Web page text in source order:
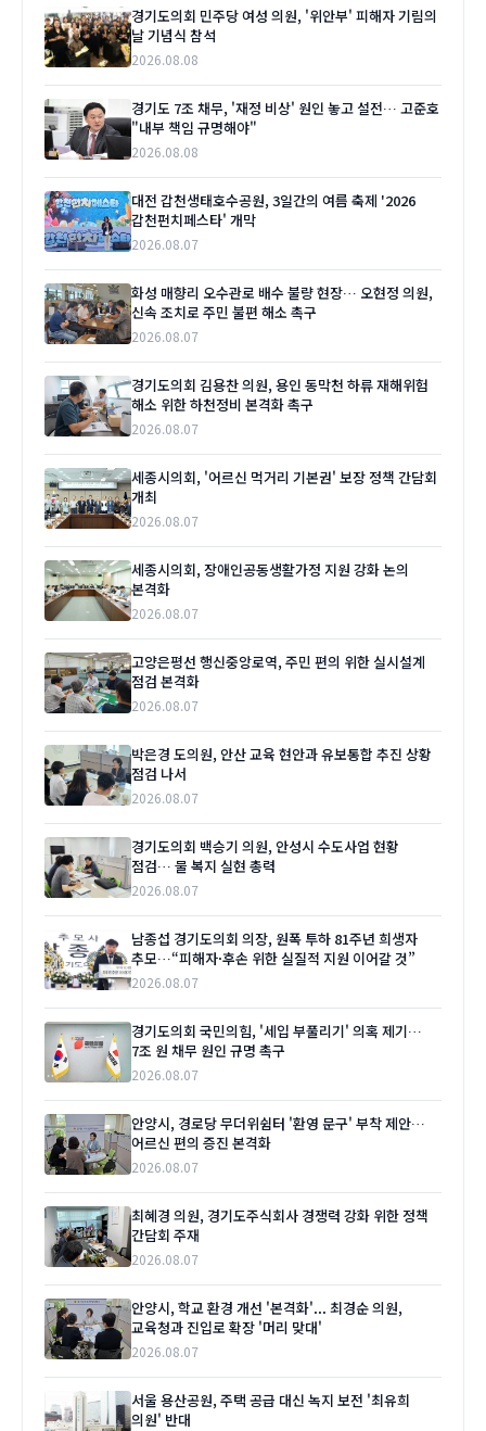
경기도의회 민주당 여성 의원, '위안부' 피해자 기림의
날 기념식 참석
2026.08.08
경기도 7조 채무, '재정 비상' 원인 놓고 설전… 고준호
"내부 책임 규명해야"
2026.08.08
대전 갑천생태호수공원, 3일간의 여름 축제 '2026
갑천펀치페스타' 개막
2026.08.07
화성 매향리 오수관로 배수 불량 현장… 오현정 의원,
신속 조치로 주민 불편 해소 촉구
2026.08.07
경기도의회 김용찬 의원, 용인 동막천 하류 재해위험
해소 위한 하천정비 본격화 촉구
2026.08.07
세종시의회, '어르신 먹거리 기본권' 보장 정책 간담회
개최
2026.08.07
세종시의회, 장애인공동생활가정 지원 강화 논의
본격화
2026.08.07
고양은평선 행신중앙로역, 주민 편의 위한 실시설계
점검 본격화
2026.08.07
박은경 도의원, 안산 교육 현안과 유보통합 추진 상황
점검 나서
2026.08.07
경기도의회 백승기 의원, 안성시 수도사업 현황
점검… 물 복지 실현 총력
2026.08.07
남종섭 경기도의회 의장, 원폭 투하 81주년 희생자
추모…“피해자·후손 위한 실질적 지원 이어갈 것”
2026.08.07
경기도의회 국민의힘, '세입 부풀리기' 의혹 제기…
7조 원 채무 원인 규명 촉구
2026.08.07
안양시, 경로당 무더위쉼터 '환영 문구' 부착 제안…
어르신 편의 증진 본격화
2026.08.07
최혜경 의원, 경기도주식회사 경쟁력 강화 위한 정책
간담회 주재
2026.08.07
안양시, 학교 환경 개선 '본격화'... 최경순 의원,
교육청과 진입로 확장 '머리 맞대'
2026.08.07
서울 용산공원, 주택 공급 대신 녹지 보전 '최유희
의원' 반대